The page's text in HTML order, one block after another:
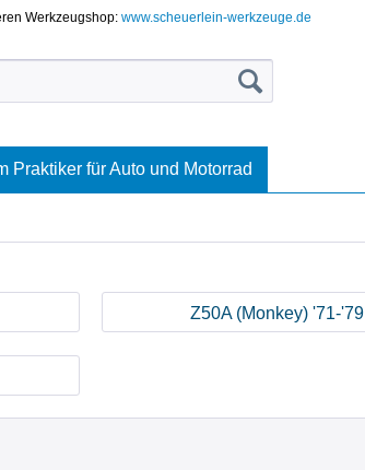
Werkzeugshop:www.scheuerlein-werkzeuge.de
Praktiker für Auto und Motorrad
Z50A (Monkey) '71-'79